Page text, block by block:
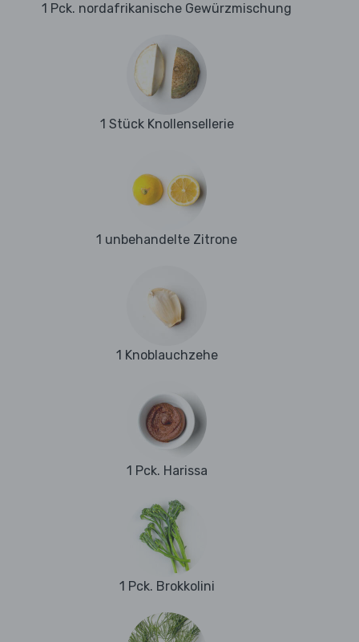
1 Pck. nordafrikanische Gewürzmischung
1 Stück Knollensellerie
1 unbehandelte Zitrone
1 Knoblauchzehe
1 Pck. Harissa
1 Pck. Brokkolini